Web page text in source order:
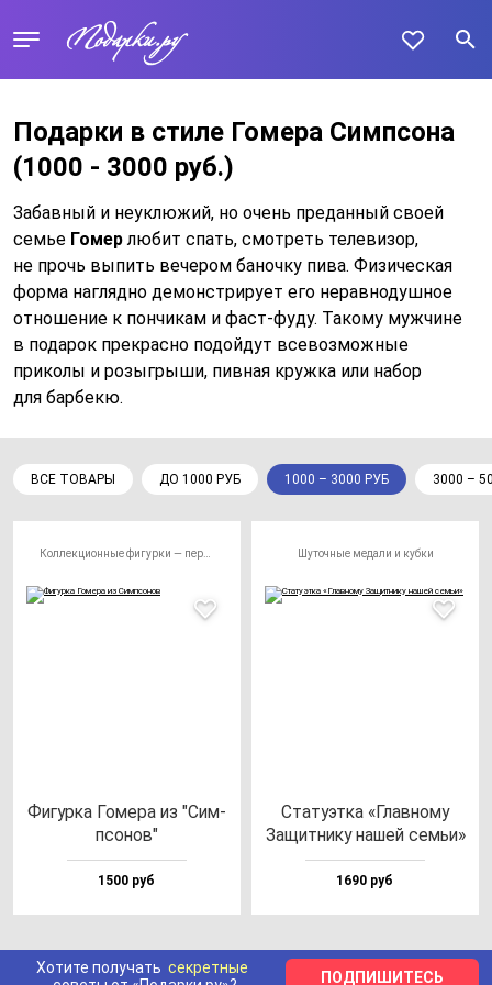
Подарки в стиле Гомера Симпсона
(1000 - 3000 руб.)
Забавный и неуклюжий, но очень преданный своей
семье Гомерлюбит спать, смотреть телевизор,
не прочь выпить вечером баночку пива. Физическая
форма наглядно демонстрирует его неравнодушное
отношение к пончикам и фаст-фуду. Такому мужчине
в подарок прекрасно подойдут всевозможные
приколы и розыгрыши, пивная кружка или набор
для барбекю.
ВСЕ ТОВАРЫ ДО 1000 РУБ 1000 – 3000 РУБ 3000 –
Фигур­ка Гоме­ра из "Сим­
псо­нов"
1500 руб
Шуточные медали и кубки
Ста­ту­эт­ка «Глав­но­му
Защит­ни­ку на­шей семьи»
1690 руб
Хотите получать секретные
ПОДПИШИТЕСЬ